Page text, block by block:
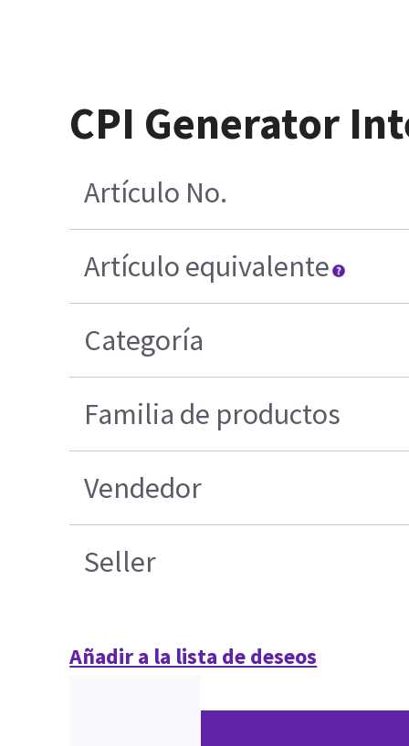
CPI Generator
Artículo No.
Artículo equivalente
Categoría
Familia de productos
Vendedor
Seller
Añadir a la lista de deseos